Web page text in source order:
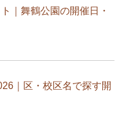
｜舞鶴公園の開催日・
｜区・校区名で探す開